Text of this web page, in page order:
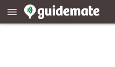
menu